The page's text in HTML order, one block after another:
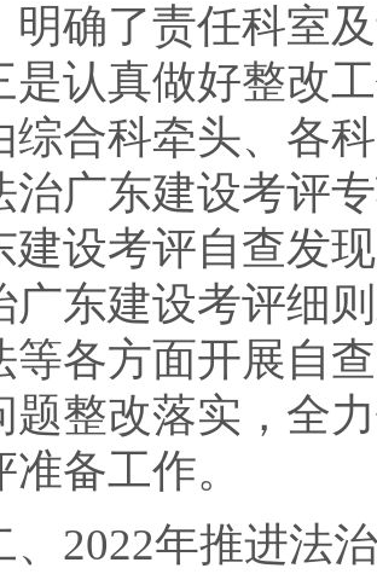
明确了责任科室
是认真做好整改
综合科牵头、各
治广东建设考评
建设考评自查发
广东建设考评细
等各方面开展自
题整改落实，全
备工作。
年推进法治